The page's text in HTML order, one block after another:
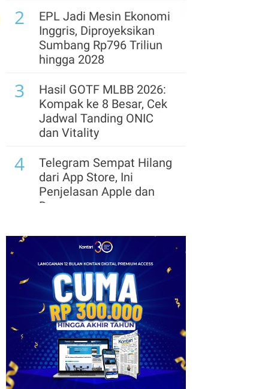
2
EPL Jadi Mesin Ekonomi
Inggris, Diproyeksikan
Sumbang Rp796 Triliun
hingga 2028
3
Hasil GOTF MLBB 2026:
Kompak ke 8 Besar, Cek
Jadwal Tanding ONIC
dan Vitality
4
Telegram Sempat Hilang
dari App Store, Ini
Penjelasan Apple dan
Durov
5
Link dan Syarat
Dokumen Pendaftaran
Pandang Istana untuk
Ikut Upacara HUT Ke-81
RI
6
Promo Super Hemat
Indomaret 6–19 Agustus
2026, Diskon Kebutuhan
Rumah hingga 40%